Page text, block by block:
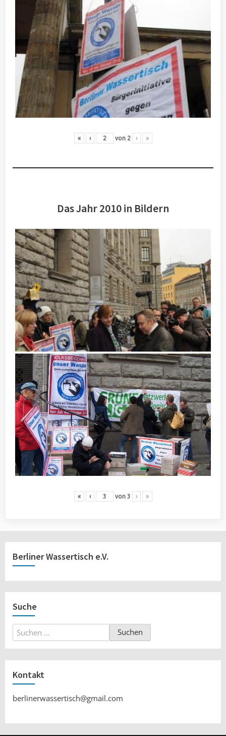
« ‹ von 2 › »
Das Jahr 2010 in Bildern
« ‹ von 3 › »
Berliner Wassertisch e.V.
Suche
Suchen
nach:
Kontakt
berlinerwassertisch@gmail.com